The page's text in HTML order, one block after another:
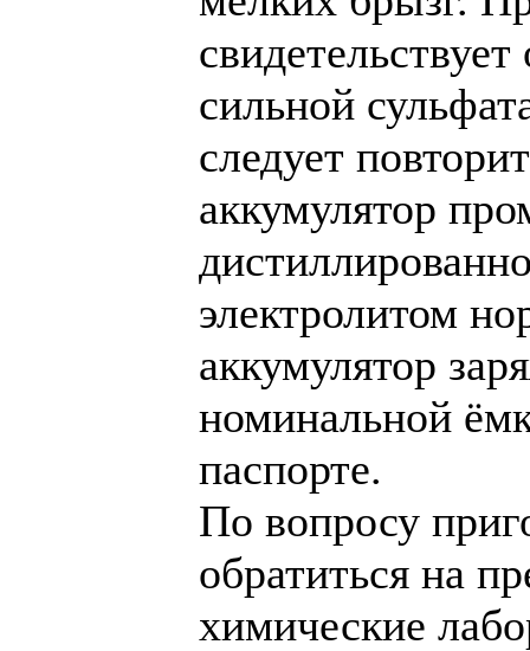
сильной
следует
аккумулятор
электролитом
аккумулятор
номинальной
паспорте.
По вопросу
обратиться на
химические